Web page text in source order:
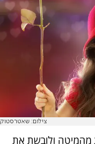
צילום: שאטרסטוק
מהמיטה ולובשת את